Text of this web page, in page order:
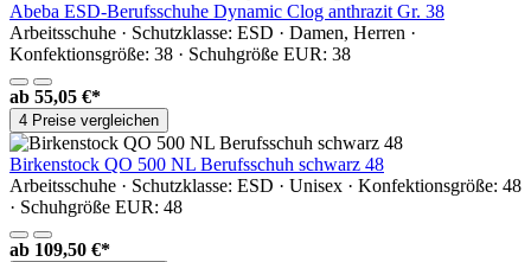
Abeba ESD-Berufsschuhe Dynamic Clog anthrazit Gr. 38
Arbeitsschuhe · Schutzklasse: ESD · Damen, Herren ·
Konfektionsgröße: 38 · Schuhgröße EUR: 38
ab 55,05 €*
4 Preise vergleichen
Birkenstock QO 500 NL Berufsschuh schwarz 48
Arbeitsschuhe · Schutzklasse: ESD · Unisex · Konfektionsgröße: 48
· Schuhgröße EUR: 48
ab 109,50 €*